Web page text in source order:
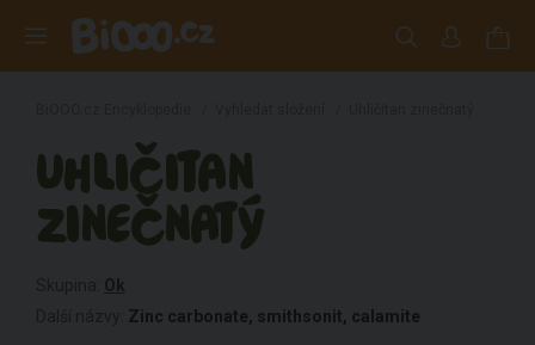
UHLIČITAN
ZINEČNATÝ
Ok
Zinc carbonate, smithsonit, calamite